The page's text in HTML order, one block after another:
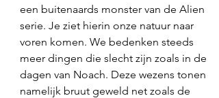
een buitenaards monster van de Alien
serie. Je ziet hierin onze natuur naar
voren komen. We bedenken steeds
meer dingen die slecht zijn zoals in de
dagen van Noach. Deze wezens tonen
namelijk bruut geweld net zoals de